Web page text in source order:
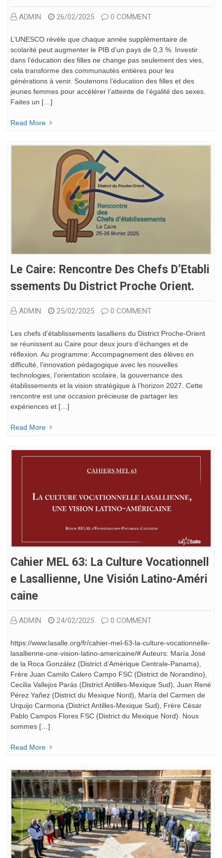
ADMIN 26/02/2025 0 COMMENT
L’UNESCO révèle que chaque année supplémentaire de
scolarité peut augmenter le PIB d’un pays de 0,3 %. Investir
dans l’éducation des filles ne change pas seulement des vies,
cela transforme des communautés entières pour les
générations à venir. Soutenons l’éducation des filles et des
jeunes femmes pour accélérer l’atteinte de l’égalité des sexes.
Faites un […]
Read More
Le Caire: Rencontre Des Chefs D’Etabli
Ssements Du District Proche Orient.
ADMIN 25/02/2025 0 COMMENT
Les chefs d’établissements lasalliens du District Proche-Orient
se réunissent au Caire pour deux jours d’échanges et de
réflexion. Au programme: Accompagnement des élèves en
difficulté, l’innovation pédagogique avec les nouvelles
technologies, l’orientation scolaire, la gouvernance des
établissements et la vision stratégique à l’horizon 2027. Cette
rencontre est une occasion précieuse de partager les
expériences et […]
Read More
Cahier MEL 63: La Culture Vocationnell
E Lasallienne, Une Visión Latino-Améri
Caine
ADMIN 24/02/2025 0 COMMENT
https://www.lasalle.org/fr/cahier-mel-63-la-culture-vocationnelle-
lasallienne-une-vision-latino-americaine/# Auteurs: María José
de la Roca González (District d’Amérique Centrale-Panama),
Frère Juan Camilo Calero Campo FSC (District de Norandino),
Cecilia Vallejos Parás (District Antilles-Mexique Sud), Juan René
Pérez Yañez (District du Mexique Nord), María del Carmen de
Urquijo Carmona (District Antilles-Mexique Sud), Frère César
Pablo Campos Flores FSC (District du Mexique Nord). Nous
sommes […]
Read More